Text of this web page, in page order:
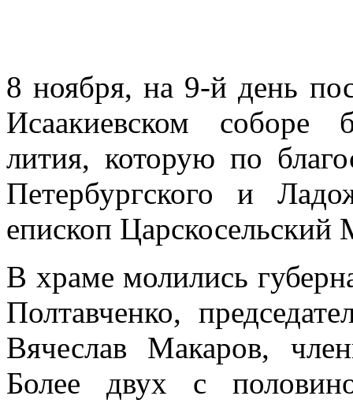
8 ноября, на 9-й день
Исаакиевском соборе
лития, которую по
Петербургского и
епископ Царскосельский
В храме молились
Полтавченко,
Вячеслав Макаров,
Более двух с